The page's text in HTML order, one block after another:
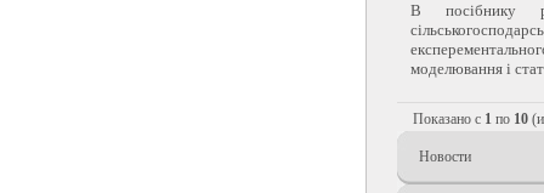
В посібнику
моделювання і
Показано с 1 по 10
Новости